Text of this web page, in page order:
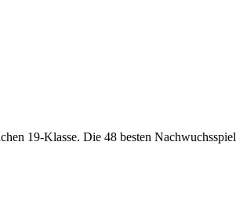
19-Klasse. Die 48 besten